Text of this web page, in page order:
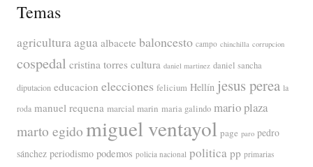
Temas
agricultura agua albacete baloncesto campo chinchilla corrupcion
cospedal cristina torres cultura daniel martinez daniel sancha
diputacion educacion elecciones felicium Hellín jesus perea la
roda manuel requena marcial marin maria galindo mario plaza
marto egido miguel ventayol page paro pedro
sánchez periodismo podemos policia nacional politica pp primarias